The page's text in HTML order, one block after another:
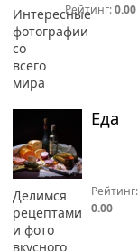
Интересные
фотографии
со
всего
мира
Рейтинг:0.00
Еда
Делимся
рецептами
и фото
вкусного
Рейтинг:
0.00